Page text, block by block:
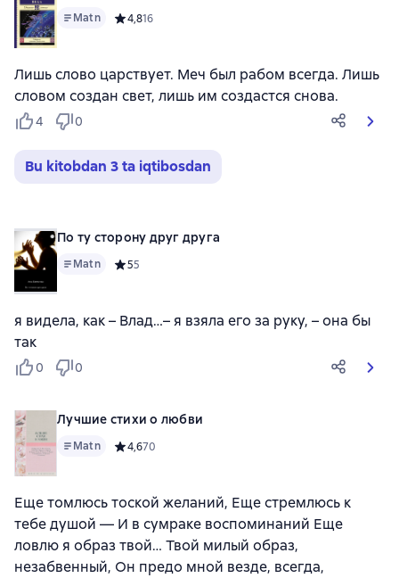
Matn Средний рейтинг 4,8 на основе 16 оценок
4,816
Лишь слово царствует. Меч был рабом всегда. Лишь
словом создан свет, лишь им создастся снова.
4 0
Bu kitobdan 3 ta iqtibosdan
По ту сторону друг друга
Matn Средний рейтинг 5 на основе 5 оценок
55
я видела, как – Влад…– я взяла его за руку, – она бы
так
0 0
Лучшие стихи о любви
Matn Средний рейтинг 4,6 на основе 70 оценок
4,670
Еще томлюсь тоской желаний, Еще стремлюсь к
тебе душой — И в сумраке воспоминаний Еще
ловлю я образ твой… Твой милый образ,
незабвенный, Он предо мной везде, всегда,